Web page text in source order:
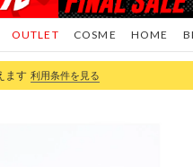
COSME HOME
OUTLET
ます 利用条件を見る